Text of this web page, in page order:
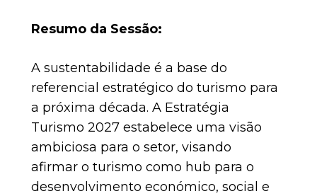
Resumo da Sessão:
A sustentabilidade é a base do
referencial estratégico do turismo para
a próxima década. A Estratégia
Turismo 2027 estabelece uma visão
ambiciosa para o setor, visando
afirmar o turismo como hub para o
desenvolvimento económico, social e